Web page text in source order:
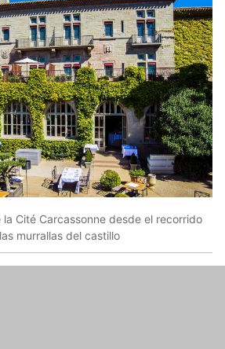
Cité Carcassonne desde el recorrido
murrallas del castillo